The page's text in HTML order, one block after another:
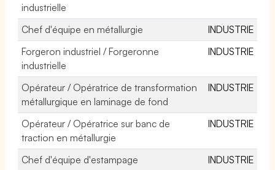
industrielle
Chef d'équipe en métallurgie
INDUSTRIE
Forgeron industriel / Forgeronne
industrielle
INDUSTRIE
Opérateur / Opératrice de transformation
métallurgique en laminage de fond
INDUSTRIE
Opérateur / Opératrice sur banc de
traction en métallurgie
INDUSTRIE
Chef d'équipe d'estampage
INDUSTRIE